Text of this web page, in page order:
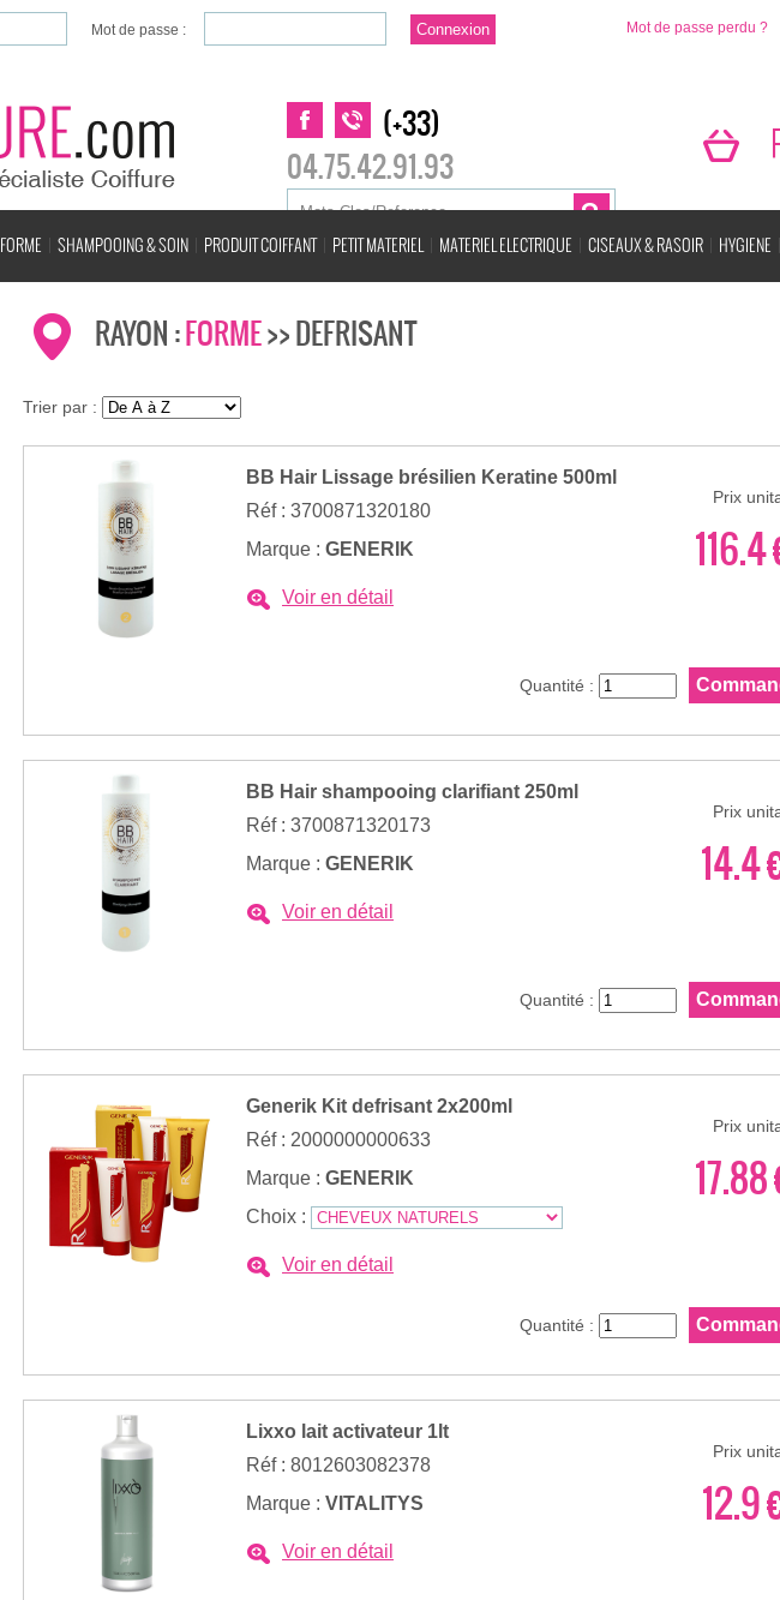
Mot de passe : Mot de passe perdu ?
(+33)
04.75.42.91.93
FORME SHAMPOOING & SOIN PRODUIT COIFFANT PETIT MATERIEL MATERIEL ELECTRIQUE CISEAUX & RASOIR HYGIENE
RAYON :FORME>> DEFRISANT
Trier par :
BB Hair Lissage brésilien Keratine 500ml
Réf : 3700871320180
Marque : GENERIK
Voir en détail
Prix
116.4
Quantité :
BB Hair shampooing clarifiant 250ml
Réf : 3700871320173
Marque : GENERIK
Voir en détail
Prix
14.4
Quantité :
Generik Kit defrisant 2x200ml
Réf : 2000000000633
Marque : GENERIK
Choix :
Voir en détail
Prix
17.88
Quantité :
Lixxo lait activateur 1lt
Réf : 8012603082378
Marque : VITALITYS
Voir en détail
Prix
12.9